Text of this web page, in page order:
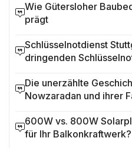
Wie Gütersloher
prägt
Schlüsselnotdienst
dringenden
Die unerzählte
Nowzaradan und ihrer
600W vs. 800W
für Ihr Balkonkraftwerk?